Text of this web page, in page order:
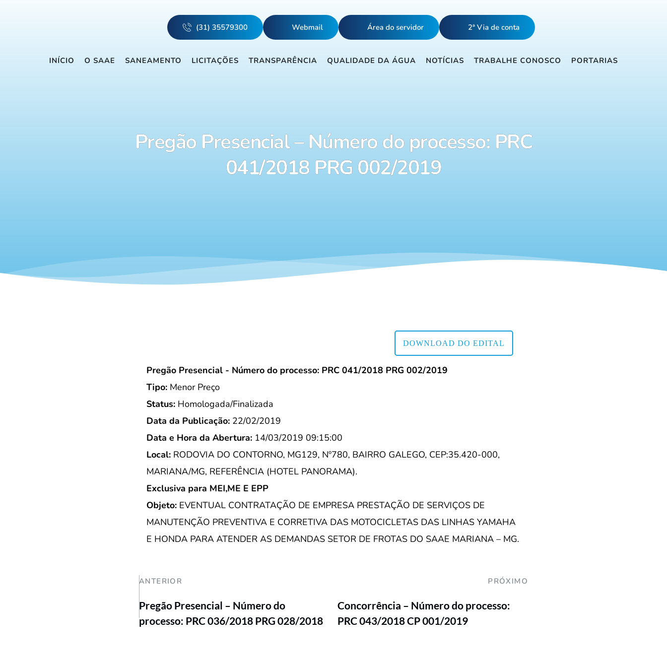
(31) 35579300 Webmail Área do servidor 2ª Via de conta
INÍCIO O SAAE SANEAMENTO LICITAÇÕES TRANSPARÊNCIA QUALIDADE DA ÁGUA NOTÍCIAS TRABALHE CONOSCO PORTARIAS
Pregão Presencial – Número do processo: PRC
041/2018 PRG 002/2019
DOWNLOAD DO EDITAL
Pregão Presencial - Número do processo: PRC 041/2018 PRG 002/2019
Tipo: Menor Preço
Status: Homologada/Finalizada
Data da Publicação: 22/02/2019
Data e Hora da Abertura: 14/03/2019 09:15:00
Local: RODOVIA DO CONTORNO, MG129, Nº780, BAIRRO GALEGO, CEP:35.420-000,
MARIANA/MG, REFERÊNCIA (HOTEL PANORAMA).
Exclusiva para MEI,ME E EPP
Objeto: EVENTUAL CONTRATAÇÃO DE EMPRESA PRESTAÇÃO DE SERVIÇOS DE
MANUTENÇÃO PREVENTIVA E CORRETIVA DAS MOTOCICLETAS DAS LINHAS YAMAHA
E HONDA PARA ATENDER AS DEMANDAS SETOR DE FROTAS DO SAAE MARIANA – MG.
ANTERIOR PRÓXIMO
Pregão Presencial – Número do
processo: PRC 036/2018 PRG 028/2018
Concorrência – Número do processo:
PRC 043/2018 CP 001/2019